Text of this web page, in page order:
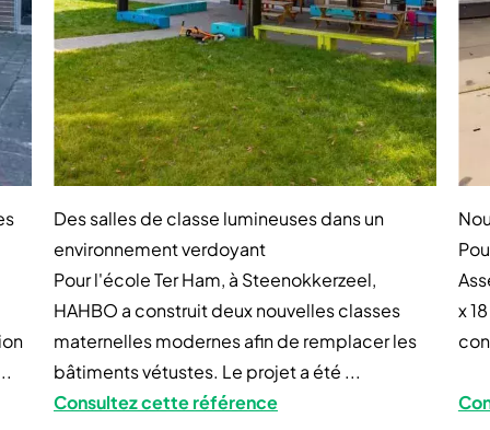
Des salles de classe lumineuses dans un
environnement verdoyant
Pour l'école Ter Ham, à Steenokkerzeel,
HAHBO a construit deux nouvelles classes
maternelles modernes afin de remplacer les
bâtiments vétustes. Le projet a été ...
Consultez cette référence
x